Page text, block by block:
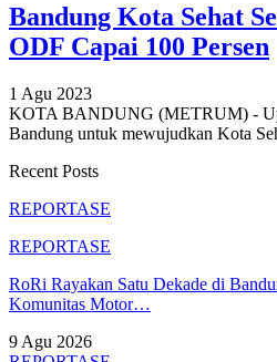
Bandung Kota Sehat
ODF Capai 100 Persen
1 Agu 2023
KOTA BANDUNG (METRUM) -
Bandung untuk mewujudkan Kota
Recent Posts
REPORTASE
REPORTASE
RoRi Rayakan Satu Dekade di
Komunitas Motor…
9 Agu 2026